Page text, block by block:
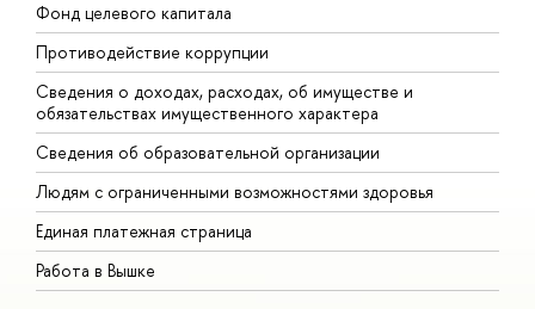
Фонд целевого капитала
Противодействие коррупции
Сведения о доходах, расходах, об имуществе и
обязательствах имущественного характера
Сведения об образовательной организации
Людям с ограниченными возможностями здоровья
Единая платежная страница
Работа в Вышке